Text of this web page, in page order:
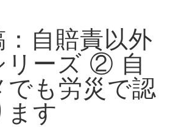
事故外傷の教科書
皆様へ自賠責以外
リーズ ② 自
でも労災で認
ます